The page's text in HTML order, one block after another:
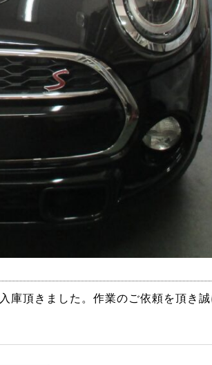
頂きました。作業のご依頼を頂き誠